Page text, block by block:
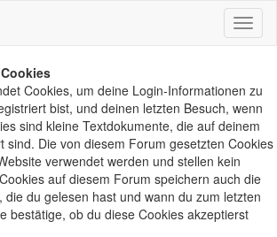
Cookies, um deine Login-Informationen zu
bist, und deinen letzten Besuch, wenn
sind kleine Textdokumente, die auf deinem
sind. Die von diesem Forum gesetzten Cookies
verwendet werden und stellen kein
auf diesem Forum speichern auch die
die du gelesen hast und wann du zum letzten
bestätige, ob du diese Cookies akzeptierst